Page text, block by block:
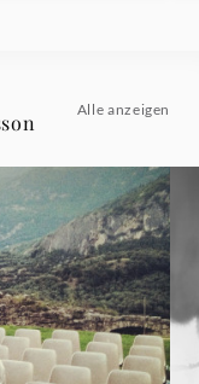
Alle anzeigen